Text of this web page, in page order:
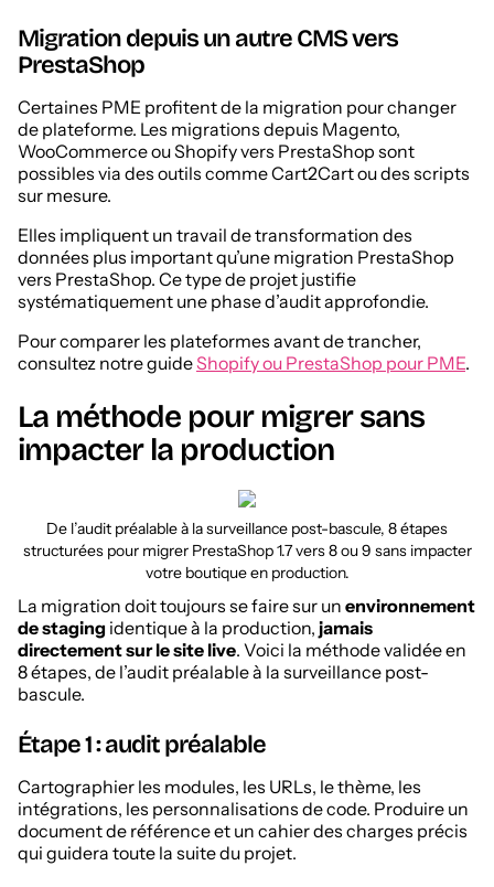
Migration depuis un autre CMS vers
PrestaShop
Certaines PME profitent de la migration pour changer
de plateforme. Les migrations depuis Magento,
WooCommerce ou Shopify vers PrestaShop sont
possibles via des outils comme Cart2Cart ou des scripts
sur mesure.
Elles impliquent un travail de transformation des
données plus important qu’une migration PrestaShop
vers PrestaShop. Ce type de projet justifie
systématiquement une phase d’audit approfondie.
Pour comparer les plateformes avant de trancher,
consultez notre guideShopify ou PrestaShop pour PME.
La méthode pour migrer sans
impacter la production
De l’audit préalable à la surveillance post-bascule, 8 étapes
structurées pour migrer PrestaShop 1.7 vers 8 ou 9 sans impacter
votre boutique en production.
La migration doit toujours se faire sur un environnement
de staging identique à la production, jamais
directement sur le site live. Voici la méthode validée en
8 étapes, de l’audit préalable à la surveillance post-
bascule.
Étape 1 : audit préalable
Cartographier les modules, les URLs, le thème, les
intégrations, les personnalisations de code. Produire un
document de référence et un cahier des charges précis
qui guidera toute la suite du projet.